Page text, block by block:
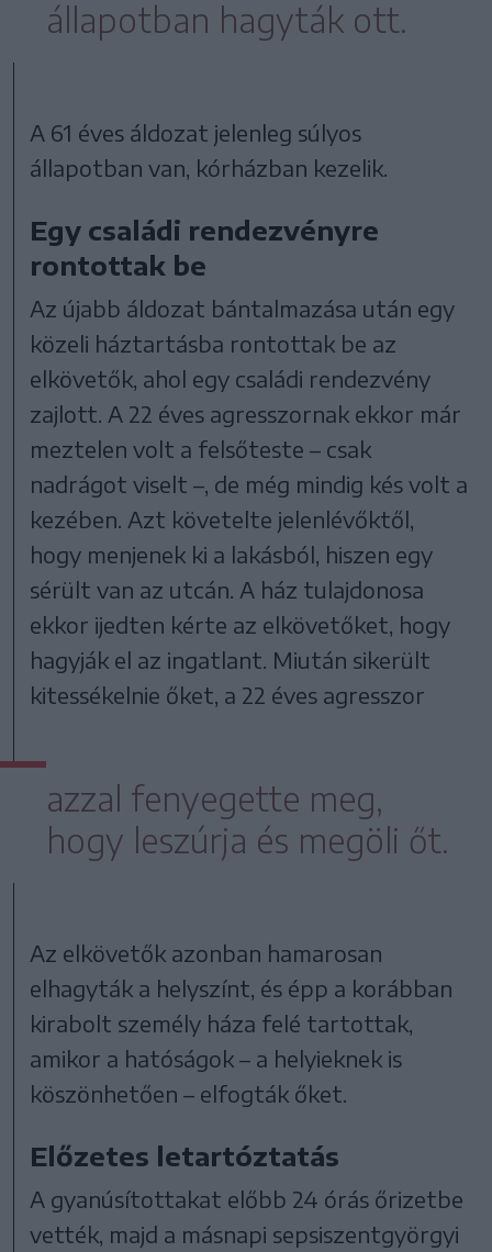
állapotban hagyták ott.
A 61 éves áldozat jelenleg súlyos
állapotban van, kórházban kezelik.
Egy családi rendezvényre
rontottak be
Az újabb áldozat bántalmazása után egy
közeli háztartásba rontottak be az
elkövetők, ahol egy családi rendezvény
zajlott. A 22 éves agresszornak ekkor már
meztelen volt a felsőteste – csak
nadrágot viselt –, de még mindig kés volt a
kezében. Azt követelte jelenlévőktől,
hogy menjenek ki a lakásból, hiszen egy
sérült van az utcán. A ház tulajdonosa
ekkor ijedten kérte az elkövetőket, hogy
hagyják el az ingatlant. Miután sikerült
kitessékelnie őket, a 22 éves agresszor
azzal fenyegette meg,
hogy leszúrja és megöli őt.
Az elkövetők azonban hamarosan
elhagyták a helyszínt, és épp a korábban
kirabolt személy háza felé tartottak,
amikor a hatóságok – a helyieknek is
köszönhetően – elfogták őket.
Előzetes letartóztatás
A gyanúsítottakat előbb 24 órás őrizetbe
vették, majd a másnapi sepsiszentgyörgyi